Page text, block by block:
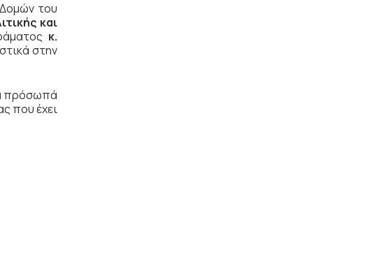
του
και
κ.
στην
πρόσωπά
που έχει